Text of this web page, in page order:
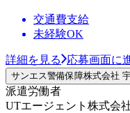
交通費支給
未経験OK
詳細を見る 応募画面に
サンエス警備保障株式会社
派遣労働者
UTエージェント株式会